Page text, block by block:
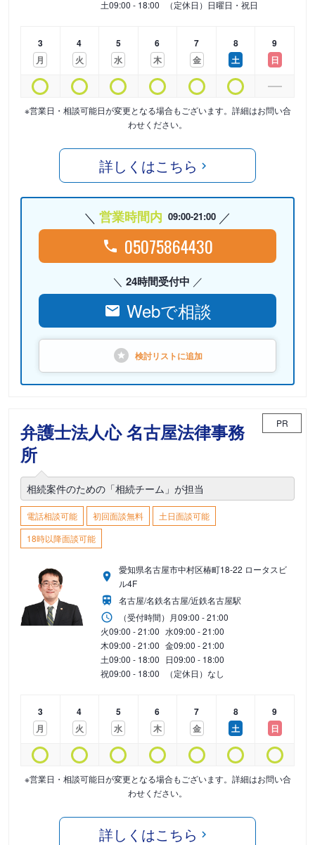
土09:00 - 18:00 （定休日）日曜日・祝日
3
月
4
火
5
水
6
木
7
金
8
土
9
日
※営業日・相談可能日が変更となる場合もございます。詳細はお問い合
わせください。
詳しくはこちら
営業時間内 09:00-21:00
05075864430
24時間受付中
Webで相談
検討リストに追加
弁護士法人心 名古屋法律事務
所
PR
相続案件のための「相続チーム」が担当
電話相談可能 初回面談無料
土日面談可能
18時以降面談可能
愛知県名古屋市中村区椿町18-22 ロータスビ
ル4F
名古屋/名鉄名古屋/近鉄名古屋駅
（受付時間） 月09:00 - 21:00
火09:00 - 21:00 水09:00 - 21:00
木09:00 - 21:00 金09:00 - 21:00
土09:00 - 18:00 日09:00 - 18:00
祝09:00 - 18:00 （定休日）なし
3
月
4
火
5
水
6
木
7
金
8
土
9
日
※営業日・相談可能日が変更となる場合もございます。詳細はお問い合
わせください。
詳しくはこちら